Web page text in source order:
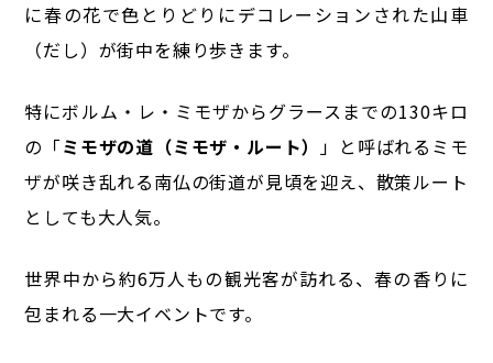
に春の花で色とりどりにデコレーションされた山車
（だし）が街中を練り歩きます。
特にボルム・レ・ミモザからグラースまでの130キロ
の「ミモザの道（ミモザ・ルート）」と呼ばれるミモ
ザが咲き乱れる南仏の街道が見頃を迎え、散策ルート
としても大人気。
世界中から約6万人もの観光客が訪れる、春の香りに
包まれる一大イベントです。